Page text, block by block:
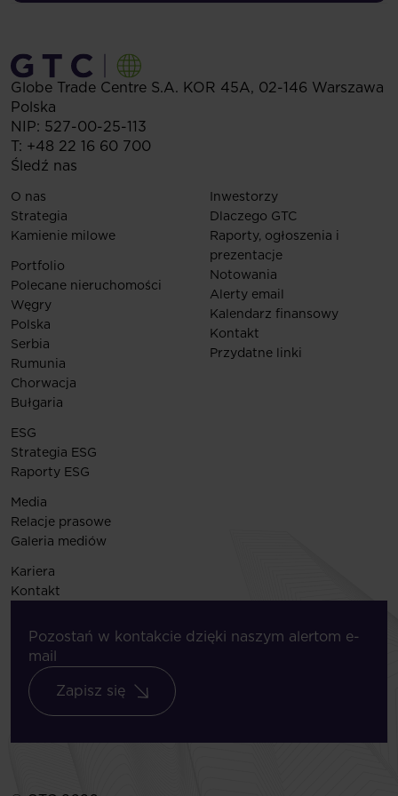
Globe Trade Centre S.A. KOR 45A, 02-146 Warszawa
Polska
NIP: 527-00-25-113
T: +48 22 16 60 700
Śledź nas
O nas
Strategia
Kamienie milowe
Portfolio
Polecane nieruchomości
Węgry
Polska
Serbia
Rumunia
Chorwacja
Bułgaria
Inwestorzy
Dlaczego GTC
Raporty, ogłoszenia i
prezentacje
Notowania
Alerty email
Kalendarz finansowy
Kontakt
Przydatne linki
ESG
Strategia ESG
Raporty ESG
Media
Relacje prasowe
Galeria mediów
Kariera
Kontakt
Pozostań w kontakcie dzięki naszym alertom e-
mail
Zapisz się